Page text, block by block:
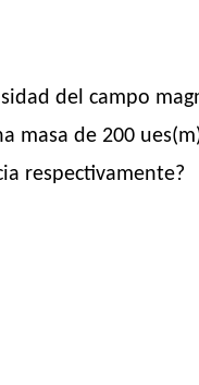
del campo
masa de 200
respectivamente?